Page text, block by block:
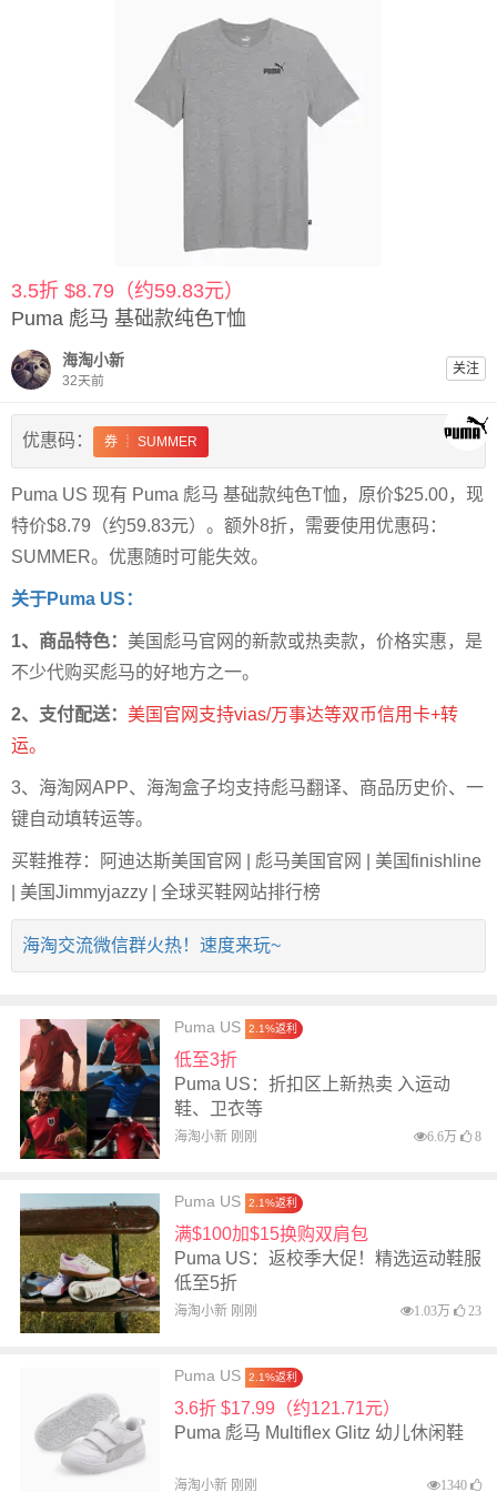
3.5折 $8.79（约59.83元）
Puma 彪马 基础款纯色T恤
海淘小新
32天前
关注
优惠码： 券 ┊ SUMMER
Puma US 现有 Puma 彪马 基础款纯色T恤，原价$25.00，现
特价$8.79（约59.83元）。额外8折，需要使用优惠码：
SUMMER。优惠随时可能失效。
关于Puma US：
1、商品特色： 美国彪马官网的新款或热卖款，价格实惠，是
不少代购买彪马的好地方之一。
2、支付配送： 美国官网支持vias/万事达等双币信用卡+转
运。
3、海淘网APP、海淘盒子均支持彪马翻译、商品历史价、一
键自动填转运等。
买鞋推荐：阿迪达斯美国官网 | 彪马美国官网 | 美国finishline
| 美国Jimmyjazzy | 全球买鞋网站排行榜
海淘交流微信群火热！速度来玩~
Puma US 2.1%返利
低至3折
Puma US：折扣区上新热卖 入运动
鞋、卫衣等
海淘小新 刚刚 6.6万 8
Puma US 2.1%返利
满$100加$15换购双肩包
Puma US：返校季大促！精选运动鞋服
低至5折
海淘小新 刚刚 1.03万 23
Puma US 2.1%返利
3.6折 $17.99（约121.71元）
Puma 彪马 Multiflex Glitz 幼儿休闲鞋
海淘小新 刚刚 1340